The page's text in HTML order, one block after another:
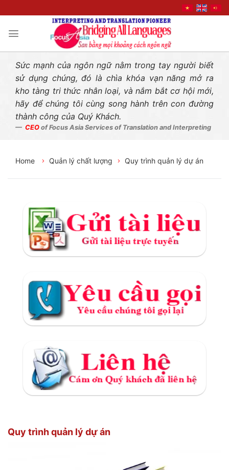
Sức mạnh của ngôn ngữ nằm trong tay người biết
sử dụng chúng, đó là chìa khóa vạn năng mở ra
kho tàng tri thức nhân loại, và nắm bắt cơ hội mới,
hãy để chúng tôi cùng song hành trên con đường
thành công của Quý Khách.
CEO of Focus Asia Services of Translation and Interpreting
Home Quản lý chất lượng Quy trình quản lý dự án
Quy trình quản lý dự án